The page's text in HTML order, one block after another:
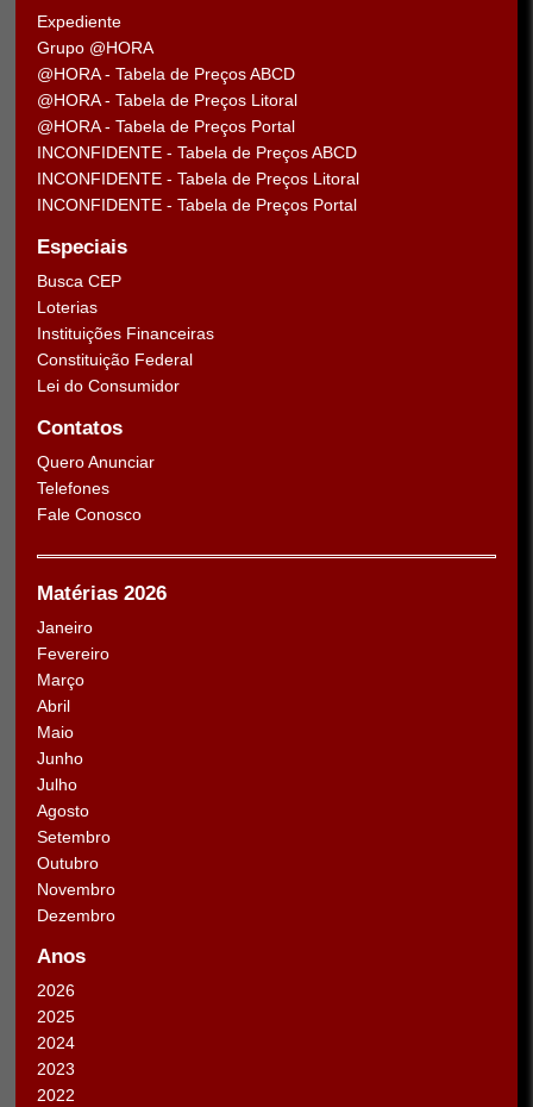
Expediente
Grupo @HORA
@HORA - Tabela de Preços ABCD
@HORA - Tabela de Preços Litoral
@HORA - Tabela de Preços Portal
INCONFIDENTE - Tabela de Preços ABCD
INCONFIDENTE - Tabela de Preços Litoral
INCONFIDENTE - Tabela de Preços Portal
Especiais
Busca CEP
Loterias
Instituições Financeiras
Constituição Federal
Lei do Consumidor
Contatos
Quero Anunciar
Telefones
Fale Conosco
Matérias 2026
Janeiro
Fevereiro
Março
Abril
Maio
Junho
Julho
Agosto
Setembro
Outubro
Novembro
Dezembro
Anos
2026
2025
2024
2023
2022